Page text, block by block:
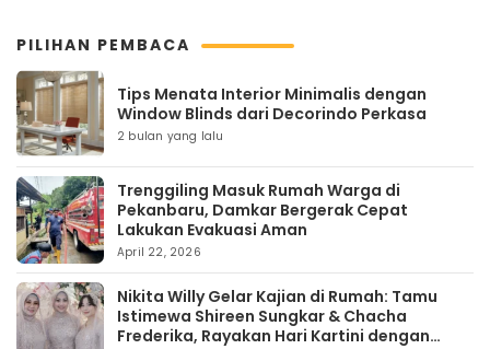
PILIHAN PEMBACA
Tips Menata Interior Minimalis dengan
Window Blinds dari Decorindo Perkasa
2 bulan yang lalu
Trenggiling Masuk Rumah Warga di
Pekanbaru, Damkar Bergerak Cepat
Lakukan Evakuasi Aman
April 22, 2026
Nikita Willy Gelar Kajian di Rumah: Tamu
Istimewa Shireen Sungkar & Chacha
Frederika, Rayakan Hari Kartini dengan